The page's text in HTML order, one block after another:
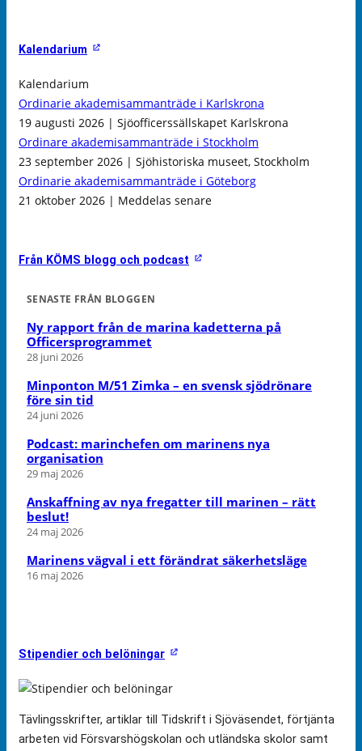
Kalendarium
Kalendarium
Ordinarie akademisammanträde i Karlskrona
19 augusti 2026 | Sjöofficerssällskapet Karlskrona
Ordinare akademisammanträde i Stockholm
23 september 2026 | Sjöhistoriska museet, Stockholm
Ordinarie akademisammanträde i Göteborg
21 oktober 2026 | Meddelas senare
Från KÖMS blogg och podcast
SENASTE FRÅN BLOGGEN
Ny rapport från de marina kadetterna på
Officersprogrammet
28 juni 2026
Minponton M/51 Zimka – en svensk sjödrönare
före sin tid
24 juni 2026
Podcast: marinchefen om marinens nya
organisation
29 maj 2026
Anskaffning av nya fregatter till marinen – rätt
beslut!
24 maj 2026
Marinens vägval i ett förändrat säkerhetsläge
16 maj 2026
Stipendier och belöningar
Tävlingsskrifter, artiklar till Tidskrift i Sjöväsendet, förtjänta
arbeten vid Försvarshögskolan och utländska skolor samt